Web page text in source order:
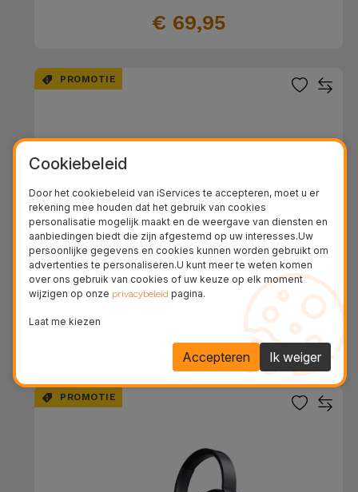
€ 69,95
PROMOTIE
Neon Bluetooth Oordopjes
€ 12,48
PROMOTIE
Cookiebeleid
Door het cookiebeleid van iServices te accepteren, moet u er
rekening mee houden dat het gebruik van cookies
personalisatie mogelijk maakt en de weergave van diensten en
aanbiedingen biedt die zijn afgestemd op uw interesses.Uw
persoonlijke gegevens en cookies kunnen worden gebruikt om
advertenties te personaliseren.U kunt meer te weten komen
over ons gebruik van cookies of uw keuze op elk moment
wijzigen op onze privacybeleid pagina.
Laat me kiezen
Ik weiger
Accepteren